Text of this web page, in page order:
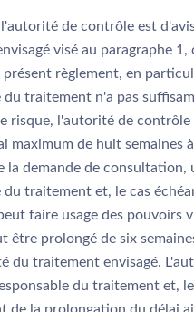
de contrôle est
visé au paragraphe
règlement, en
du traitement n'a pas
risque, l'autorité de
maximum de huit semaines
la demande de consultation,
du traitement et, le cas
faire usage des pouvoirs
être prolongé de six
du traitement envisagé.
du traitement et,